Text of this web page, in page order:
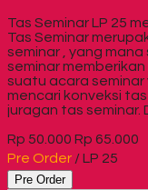
Tas Seminar LP 25
Tas Seminar
seminar , yang
seminar
suatu acara seminar
mencari konveksi
juragan tas seminar.
Rp 50.000 Rp 65.000
Pre Order / LP 25
Pre Order